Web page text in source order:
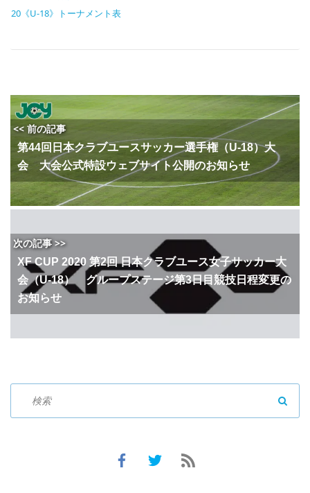
20《U-18》トーナメント表
<< 前の記事
第44回日本クラブユースサッカー選手権（U-18）大
会 大会公式特設ウェブサイト公開のお知らせ
次の記事 >>
XF CUP 2020 第2回 日本クラブユース女子サッカー大
会（U-18） グループステージ第3日目競技日程変更の
お知らせ